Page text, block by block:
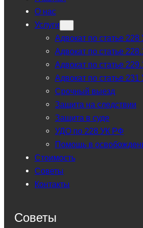
О нас
Услуги
Адвокат по статье
Адвокат по статье
Адвокат по статье
Адвокат по статье
Срочный выезд
Защита на следствии
Защита в суде
УДО по 228 УК РФ
Помощь в
Стоимость
Советы
Контакты
Советы